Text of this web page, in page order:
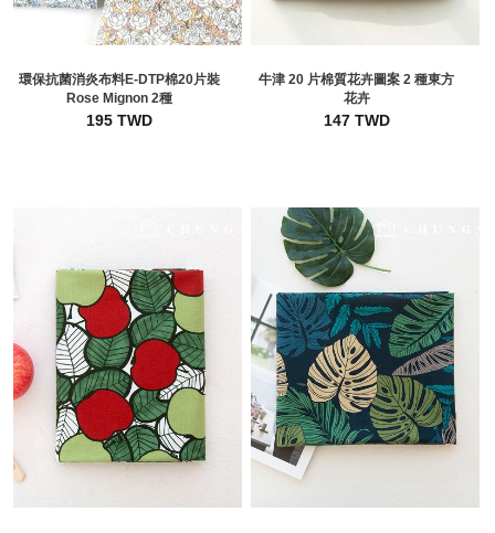
環保抗菌消炎布料E-DTP棉20片裝
Rose Mignon 2種
195 TWD
牛津 20 片棉質花卉圖案 2 種東方
花卉
147 TWD